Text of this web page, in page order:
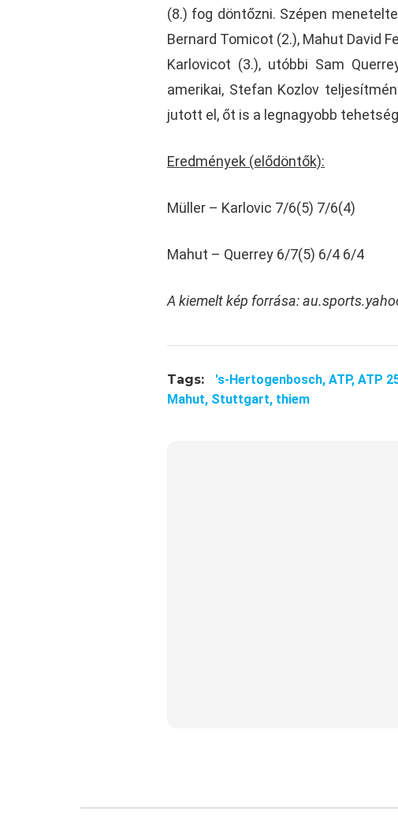
(8.) fog döntőzni. Szépen
Bernard Tomicot (2.), Mahut David
Karlovicot (3.), utóbbi Sam
amerikai, Stefan Kozlov
jutott el, őt is a legnagyobb
Eredmények (elődöntők):
Müller – Karlovic 7/6(5) 7/6(4)
Mahut – Querrey 6/7(5) 6/4 6/4
A kiemelt kép forrása:
Tags: 's-Hertogenbosch, ATP, ATP
Mahut, Stuttgart, thiem